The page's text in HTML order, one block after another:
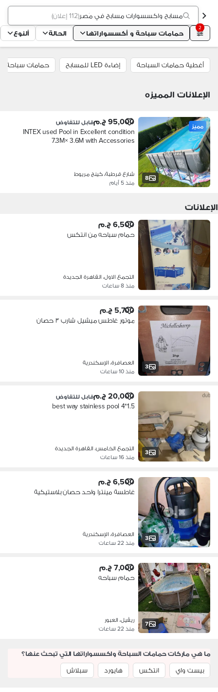
مسابح واكسسوارات مسابح في مَصر(112 إعلان )
2
حمامات سباحة و أكسسواراتها الحالة ألنوع
أغطية حمامات السباحة إضاءة LED للمسابح حمامات سباحة
الإعلانات المميزه
8
مميز 95,000 ج.م قابل للتفاوض
INTEX used Pool in Excellent condition
7.3M× 3.6M with Accessories
شارع قرطبة، كينج مريوط
منذ 5 أيام
الإعلانات
6,500 ج.م
حمام سباحه من انتكس
التجمع الاول، القاهرة الجديدة
منذ 8 ساعات
3
5,700 ج.م
موتور غاطس ميشيل شارب ٣ حصان
العصافرة، الإسكندرية
منذ 10 ساعات
3
20,000 ج.م قابل للتفاوض
best way stainless pool 4*1.5
التجمع الخامس، القاهرة الجديدة
منذ 16 ساعات
3
6,500 ج.م
غاطسة مينترا واحد حصان بلاستيكية
العصافرة، الإسكندرية
منذ 22 ساعات
7
7,000 ج.م
حمام سباحه
ريڤيل، العبور
منذ 22 ساعات
ما هي ماركات حمامات السباحة واكسسواراتها التي تبحث عنها؟
بيست واي
انتكس هايورد سبلاش